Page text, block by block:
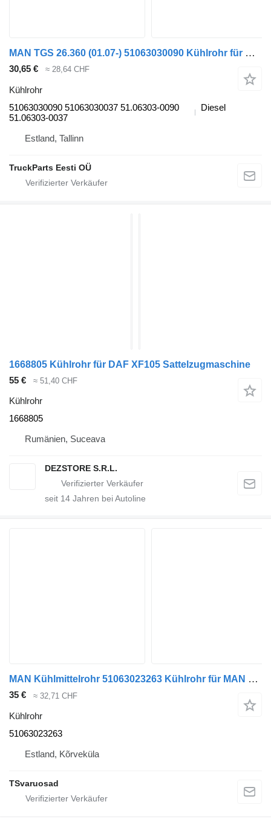
MAN TGS 26.360 (01.07-) 51063030090 Kühlrohr für MAN TGL, TGM, TGS, TGX (2005-2021) Sattelzugmaschine
30,65 € ≈ 28,64 CHF
Kühlrohr
51063030090 51063030037 51.06303-0090
51.06303-0037
Diesel
Estland, Tallinn
TruckParts Eesti OÜ
1668805 Kühlrohr für DAF XF105 Sattelzugmaschine
55 €
≈ 51,40 CHF
Kühlrohr
1668805
Rumänien, Suceava
DEZSTORE S.R.L.
seit 14 Jahren bei Autoline
MAN Kühlmittelrohr 51063023263 Kühlrohr für MAN Sattelzugmaschine
35 € ≈ 32,71 CHF
Kühlrohr
51063023263
Estland, Kõrveküla
TSvaruosad